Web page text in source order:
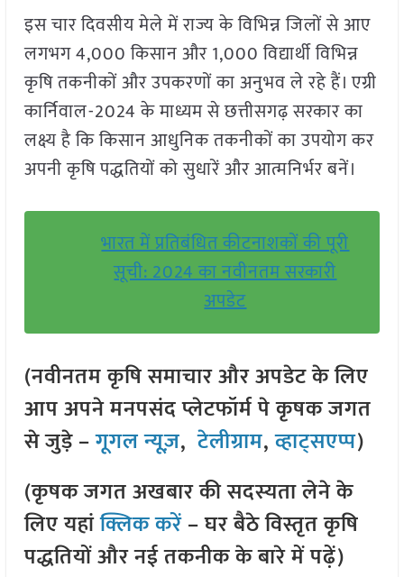
इस चार दिवसीय मेले में राज्य के विभिन्न जिलों से आए
लगभग 4,000 किसान और 1,000 विद्यार्थी विभिन्न
कृषि तकनीकों और उपकरणों का अनुभव ले रहे हैं। एग्री
कार्निवाल-2024 के माध्यम से छत्तीसगढ़ सरकार का
लक्ष्य है कि किसान आधुनिक तकनीकों का उपयोग कर
अपनी कृषि पद्धतियों को सुधारें और आत्मनिर्भर बनें।
भारत में प्रतिबंधित कीटनाशकों की पूरी
सूची: 2024 का नवीनतम सरकारी
अपडेट
(नवीनतम कृषि समाचार और अपडेट के लिए
आप अपने मनपसंद प्लेटफॉर्म पे कृषक जगत
से जुड़े –गूगल न्यूज़,टेलीग्राम,व्हाट्सएप्प)
(कृषक जगत अखबार की सदस्यता लेने के
लिए यहांक्लिक करें– घर बैठे विस्तृत कृषि
पद्धतियों और नई तकनीक के बारे में पढ़ें)